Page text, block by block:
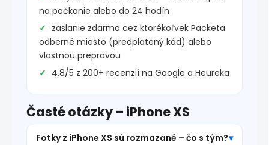
na počkanie alebo do 24 hodín
zaslanie zdarma cez ktorékoľvek Packeta
odberné miesto (predplatený kód) alebo
vlastnou prepravou
4,8/5 z 200+ recenzií na Google a Heureka
Časté otázky – iPhone XS
Fotky z iPhone XS sú rozmazané – čo s tým?